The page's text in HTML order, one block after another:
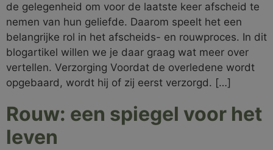
de gelegenheid om voor de laatste keer afscheid te
nemen van hun geliefde. Daarom speelt het een
belangrijke rol in het afscheids- en rouwproces. In dit
blogartikel willen we je daar graag wat meer over
vertellen. Verzorging Voordat de overledene wordt
opgebaard, wordt hij of zij eerst verzorgd. […]
Rouw: een spiegel voor het
leven